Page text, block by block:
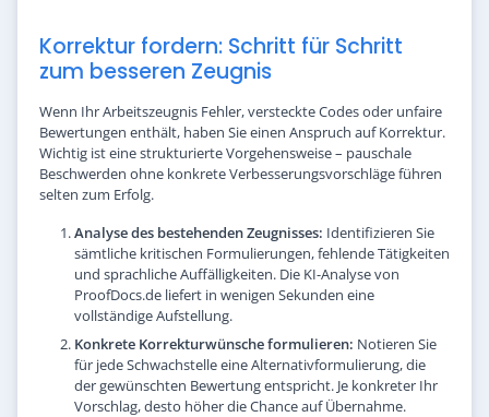
Korrektur fordern: Schritt für Schritt
zum besseren Zeugnis
Wenn Ihr Arbeitszeugnis Fehler, versteckte Codes oder unfaire
Bewertungen enthält, haben Sie einen Anspruch auf Korrektur.
Wichtig ist eine strukturierte Vorgehensweise – pauschale
Beschwerden ohne konkrete Verbesserungsvorschläge führen
selten zum Erfolg.
Analyse des bestehenden Zeugnisses: Identifizieren Sie
sämtliche kritischen Formulierungen, fehlende Tätigkeiten
und sprachliche Auffälligkeiten. Die KI-Analyse von
ProofDocs.de liefert in wenigen Sekunden eine
vollständige Aufstellung.
Konkrete Korrekturwünsche formulieren: Notieren Sie
für jede Schwachstelle eine Alternativformulierung, die
der gewünschten Bewertung entspricht. Je konkreter Ihr
Vorschlag, desto höher die Chance auf Übernahme.